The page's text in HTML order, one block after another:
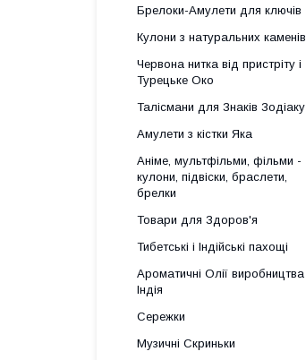
Брелоки-Амулети для ключів
Кулони з натуральних каменів
Червона нитка від пристріту і
Турецьке Око
Талісмани для Знаків Зодіаку
Амулети з кістки Яка
Аніме, мультфільми, фільми -
кулони, підвіски, браслети,
брелки
Товари для Здоров'я
Тибетські і Індійські пахощі
Ароматичні Олії виробництва
Індія
Сережки
Музичні Скриньки